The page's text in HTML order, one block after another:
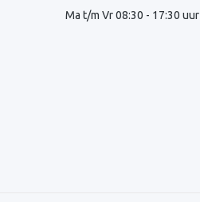
Ma t/m Vr 08:30 - 17:30 uur